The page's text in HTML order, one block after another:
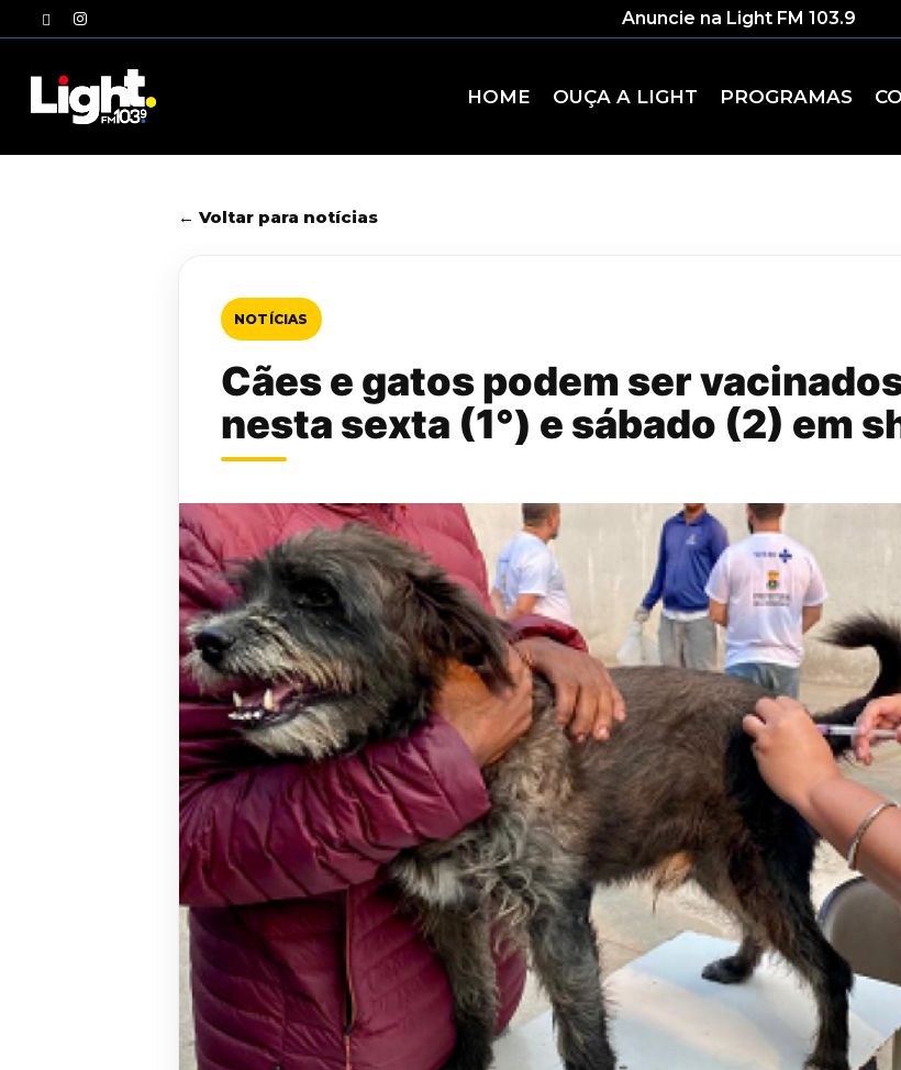
to
twitterinstagram Anuncie na Light FM 103.9
HOME OUÇA A LIGHT PROGRAMAS
← Voltar para notícias
NOTÍCIAS
Cães e gatos podem ser
nesta sexta (1°) e sábado (2) em